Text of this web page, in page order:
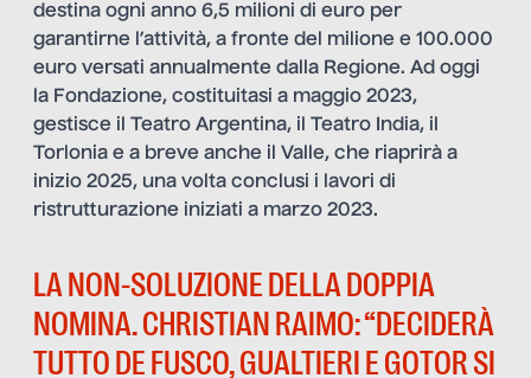
destina ogni anno 6,5 milioni di euro per
garantirne l’attività, a fronte del milione e 100.000
euro versati annualmente dalla Regione. Ad oggi
la Fondazione, costituitasi a maggio 2023,
gestisce il Teatro Argentina, il Teatro India, il
Torlonia e a breve anche il Valle, che riaprirà a
inizio 2025, una volta conclusi i lavori di
ristrutturazione iniziati a marzo 2023.
LA NON-SOLUZIONE DELLA DOPPIA
NOMINA. CHRISTIAN RAIMO: “DECIDERÀ
TUTTO DE FUSCO, GUALTIERI E GOTOR SI